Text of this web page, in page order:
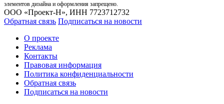
элементов дизайна и оформления запрещено.
ООО «Проект-Н», ИНН 7723712732
Обратная связь Подписаться на новости
О проекте
Реклама
Контакты
Правовая информация
Политика конфиденциальности
Обратная связь
Подписаться на новости